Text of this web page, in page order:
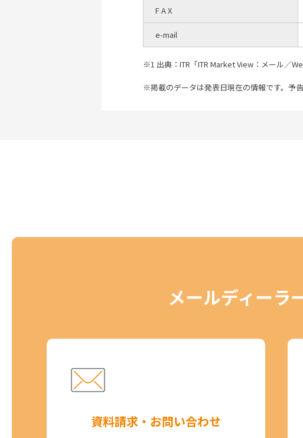
F A X
e-mail
※1 出典：ITR「ITR Market View：メール／
※掲載のデータは発表日現在の情報です。予
メールディーラ
資料請求・お問い合わせ